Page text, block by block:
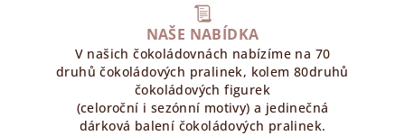
NAŠE NABÍDKA
V našich čokoládovnách nabízíme na 70
druhů čokoládových pralinek, kolem 80druhů
čokoládových figurek
(celoroční i sezónní motivy) a jedinečná
dárková balení čokoládových pralinek.